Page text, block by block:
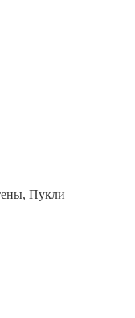
Пукли